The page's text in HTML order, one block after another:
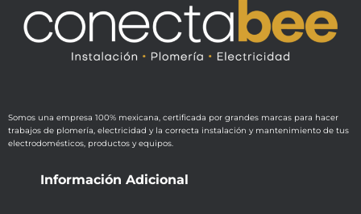
Somos una empresa 100% mexicana, certificada por grandes marcas para hacer
trabajos de plomería, electricidad y la correcta instalación y mantenimiento de tus
electrodomésticos, productos y equipos.
Información Adicional